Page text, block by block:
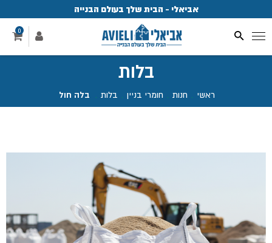
אביאלי - הבית שלך בעולם הבנייה
0
בלות
ראשי חנות חומרי בניין בלות בלה חול